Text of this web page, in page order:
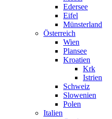
Edersee
Eifel
Münsterland
Österreich
Wien
Plansee
Kroatien
Krk
Istrien
Schweiz
Slowenien
Polen
Italien